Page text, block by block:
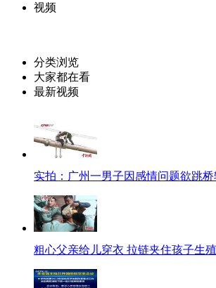
视频
分类浏览
大家都在看
最新视频
实拍：广州一男子因感情问题欲跳桥
粗心父亲给儿穿衣 拉链夹住孩子生